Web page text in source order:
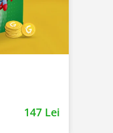
147 Lei